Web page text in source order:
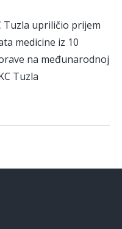
Tuzla upriličio prijem
medicine iz 10
na međunarodnoj
Tuzla